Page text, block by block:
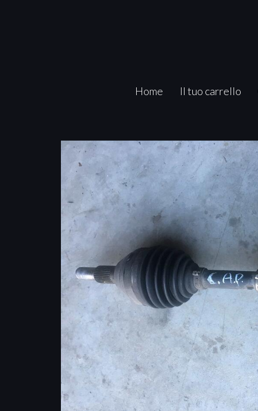
Home Il tuo carrello